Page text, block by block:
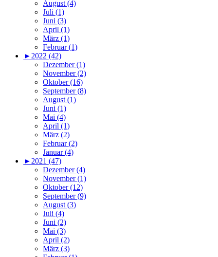
August (4)
Juli (1)
Juni (3)
April (1)
März (1)
Februar (1)
► 2022 (42)
Dezember (1)
November (2)
Oktober (16)
September (8)
August (1)
Juni (1)
Mai (4)
April (1)
März (2)
Februar (2)
Januar (4)
► 2021 (47)
Dezember (4)
November (1)
Oktober (12)
September (9)
August (3)
Juli (4)
Juni (2)
Mai (3)
April (2)
März (3)